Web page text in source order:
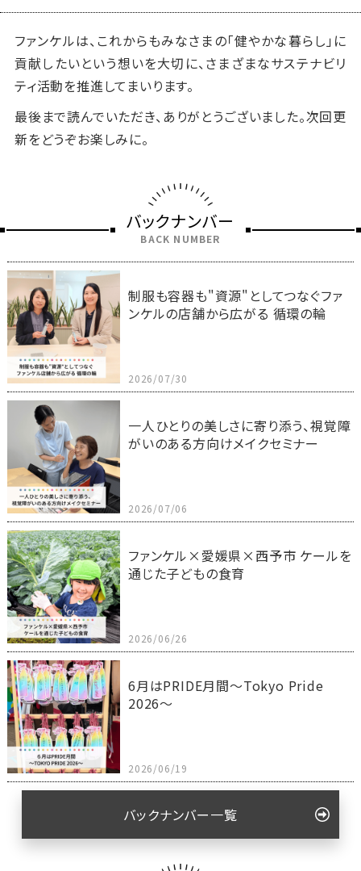
ファンケルは、これからもみなさまの「健やかな暮らし」に
貢献したいという想いを大切に、さまざまなサステナビリ
ティ活動を推進してまいります。
最後まで読んでいただき、ありがとうございました。次回更
新をどうぞお楽しみに。
バックナンバー
BACK NUMBER
制服も容器も"資源"としてつなぐファ
ンケルの店舗から広がる 循環の輪
2026/07/30
一人ひとりの美しさに寄り添う、視覚障
がいのある方向けメイクセミナー
2026/07/06
ファンケル×愛媛県×西予市 ケールを
通じた子どもの食育
2026/06/26
6月はPRIDE月間～Tokyo Pride
2026～
2026/06/19
バックナンバー一覧